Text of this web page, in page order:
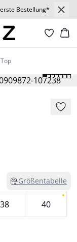
Bestellung*
Größentabelle
38 40